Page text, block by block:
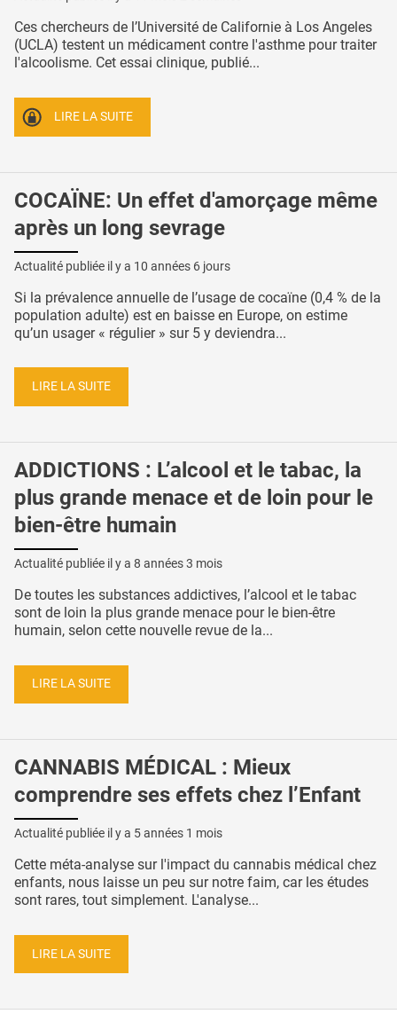
Ces chercheurs de l’Université de Californie à Los Angeles
(UCLA) testent un médicament contre l'asthme pour traiter
l'alcoolisme. Cet essai clinique, publié...
LIRE LA SUITE
COCAÏNE: Un effet d'amorçage même
après un long sevrage
Actualité publiée il y a 10 années 6 jours
Si la prévalence annuelle de l’usage de cocaïne (0,4 % de la
population adulte) est en baisse en Europe, on estime
qu’un usager « régulier » sur 5 y deviendra...
LIRE LA SUITE
ADDICTIONS : L’alcool et le tabac, la
plus grande menace et de loin pour le
bien-être humain
Actualité publiée il y a 8 années 3 mois
De toutes les substances addictives, l’alcool et le tabac
sont de loin la plus grande menace pour le bien-être
humain, selon cette nouvelle revue de la...
LIRE LA SUITE
CANNABIS MÉDICAL : Mieux
comprendre ses effets chez l’Enfant
Actualité publiée il y a 5 années 1 mois
Cette méta-analyse sur l'impact du cannabis médical chez
enfants, nous laisse un peu sur notre faim, car les études
sont rares, tout simplement. L'analyse...
LIRE LA SUITE